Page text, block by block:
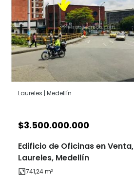
Laureles | Medellín
$3.500.000.000
Edificio de Oficinas en Venta,
Laureles, Medellín